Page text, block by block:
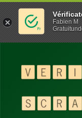
Fabien M